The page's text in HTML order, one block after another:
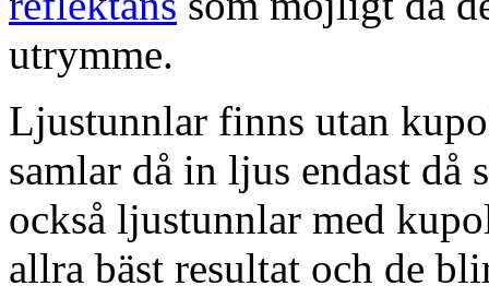
utrymme.
Ljustunnlar finns utan
samlar då in ljus endast då
också ljustunnlar med
allra bäst resultat och de